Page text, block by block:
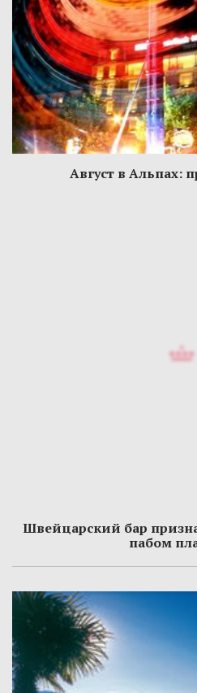
Август в Альпах:
Швейцарский бар
пабом